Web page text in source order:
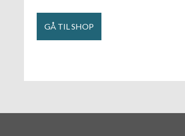
GÅ TIL SHOP